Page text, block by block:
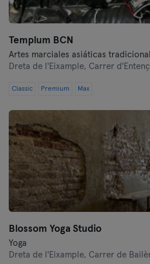
Templum BCN
Dreta de l'Eixample, Carrer
Classic Premium Max
Blossom Yoga Studio
Yoga
Dreta de l'Eixample, Carrer de